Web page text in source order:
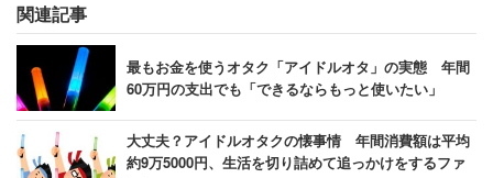
関連記事
最もお金を使うオタク「アイドルオタ」の実態 年間
60万円の支出でも「できるならもっと使いたい」
大丈夫？アイドルオタクの懐事情 年間消費額は平均
約9万5000円、生活を切り詰めて追っかけをするファ